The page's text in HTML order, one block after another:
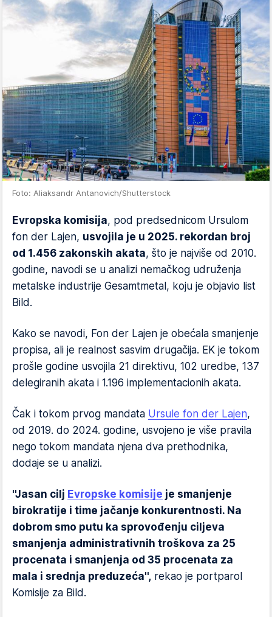
Foto: Aliaksandr Antanovich/Shutterstock
Evropska komisija, pod predsednicom Ursulom
fon der Lajen, usvojila je u 2025. rekordan broj
od 1.456 zakonskih akata, što je najviše od 2010.
godine, navodi se u analizi nemačkog udruženja
metalske industrije Gesamtmetal, koju je objavio list
Bild.
Kako se navodi, Fon der Lajen je obećala smanjenje
propisa, ali je realnost sasvim drugačija. EK je tokom
prošle godine usvojila 21 direktivu, 102 uredbe, 137
delegiranih akata i 1.196 implementacionih akata.
Čak i tokom prvog mandata Ursule fon der Lajen,
od 2019. do 2024. godine, usvojeno je više pravila
nego tokom mandata njena dva prethodnika,
dodaje se u analizi.
''Jasan cilj Evropske komisije je smanjenje
birokratije i time jačanje konkurentnosti. Na
dobrom smo putu ka sprovođenju ciljeva
smanjenja administrativnih troškova za 25
procenata i smanjenja od 35 procenata za
mala i srednja preduzeća'', rekao je portparol
Komisije za Bild.